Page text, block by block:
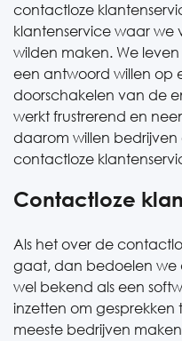
contactloze
klantenservice waar we
wilden maken. We
een antwoord willen op
doorschakelen van de
werkt frustrerend en
daarom willen
contactloze
Contactloze
Als het over de
gaat, dan bedoelen
wel bekend als een
inzetten om
meeste bedrijven